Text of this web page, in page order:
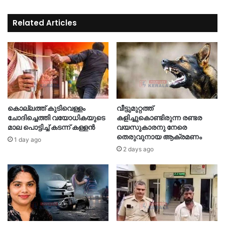
Related Articles
കൊല്ലത്ത് കുടിവെള്ളം
ചോദിച്ചെത്തി വയോധികയുടെ
മാല പൊട്ടിച്ച് കടന്ന് കള്ളൻ
1 day ago
വീട്ടുമുറ്റത്ത്
കളിച്ചുകൊണ്ടിരുന്ന രണ്ടര
വയസുകാരനു നേരെ
തെരുവുനായ ആക്രമണം
2 days ago